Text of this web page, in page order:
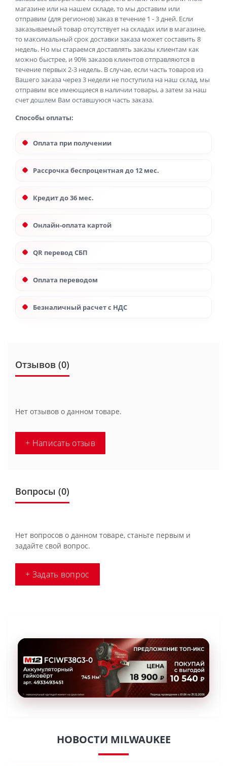
магазине или на нашем складе, то мы доставим или
отправим (для регионов) заказ в течение 1 - 3 дней. Если
заказываемый товар отсутствует на складах или в магазине,
то максимальный срок доставки заказа может составить 8
недель. Но мы стараемся доставлять заказы клиентам как
можно быстрее, и 90% заказов клиентов отправляются в
течение первых 2-3 недель. В случае, если часть товаров из
Вашего заказа через 3 недели не поступила на наш склад, мы
отправим все имеющиеся в наличии товары, а затем за наш
счет дошлем Вам оставшуюся часть заказа.
Способы оплаты:
Оплата при получении
Рассрочка беспроцентная до 12 мес.
Кредит до 36 мес.
Онлайн-оплата картой
QR перевод СБП
Оплата переводом
Безналичный расчет с НДС
Отзывов (0)
Нет отзывов о данном товаре.
+ Написать отзыв
Вопросы (0)
Нет вопросов о данном товаре, станьте первым и
задайте свой вопрос.
+ Задать вопрос
НОВОСТИ MILWAUKEE